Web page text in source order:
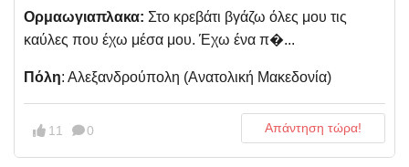
Ορμαωγιαπλακα: Στο κρεβάτι βγάζω όλες μου τις
καύλες που έχω μέσα μου. Έχω ένα π�...
Πόλη: Αλεξανδρούπολη (Aνατολική Μακεδονία)
11 0 Απάντηση τώρα!